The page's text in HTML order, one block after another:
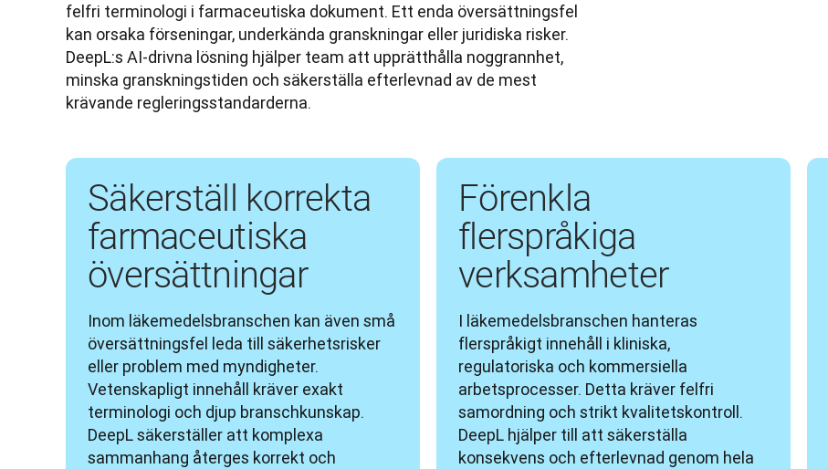
felfri terminologi i farmaceutiska dokument. Ett enda översättningsfel
kan orsaka förseningar, underkända granskningar eller juridiska risker.
DeepL:s AI-drivna lösning hjälper team att upprätthålla noggrannhet,
minska granskningstiden och säkerställa efterlevnad av de mest
krävande regleringsstandarderna.
Säkerställ korrekta
farmaceutiska
översättningar
Inom läkemedelsbranschen kan även små
översättningsfel leda till säkerhetsrisker
eller problem med myndigheter.
Vetenskapligt innehåll kräver exakt
terminologi och djup branschkunskap.
DeepL säkerställer att komplexa
sammanhang återges korrekt och
Förenkla
flerspråkiga
verksamheter
I läkemedelsbranschen hanteras
flerspråkigt innehåll i kliniska,
regulatoriska och kommersiella
arbetsprocesser. Detta kräver felfri
samordning och strikt kvalitetskontroll.
DeepL hjälper till att säkerställa
konsekvens och efterlevnad genom hela